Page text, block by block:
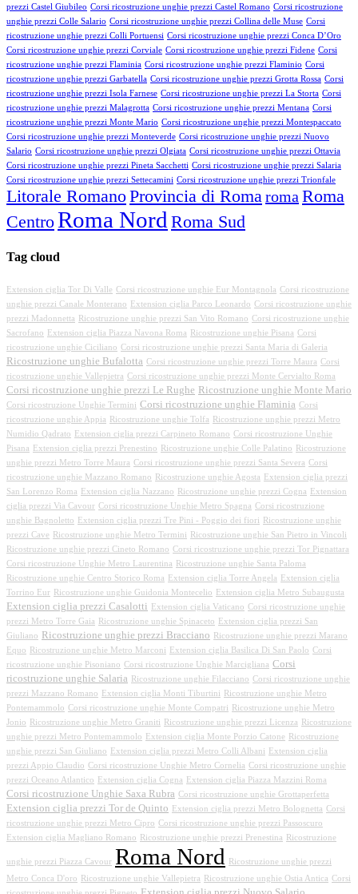
prezzi Castel Giubileo Corsi ricostruzione unghie prezzi Castel Romano Corsi ricostruzione
unghie prezzi Colle Salario Corsi ricostruzione unghie prezzi Collina delle Muse Corsi
ricostruzione unghie prezzi Colli Portuensi Corsi ricostruzione unghie prezzi Conca D’Oro
Corsi ricostruzione unghie prezzi Corviale Corsi ricostruzione unghie prezzi Fidene Corsi
ricostruzione unghie prezzi Flaminia Corsi ricostruzione unghie prezzi Flaminio Corsi
ricostruzione unghie prezzi Garbatella Corsi ricostruzione unghie prezzi Grotta Rossa Corsi
ricostruzione unghie prezzi Isola Farnese Corsi ricostruzione unghie prezzi La Storta Corsi
ricostruzione unghie prezzi Malagrotta Corsi ricostruzione unghie prezzi Mentana Corsi
ricostruzione unghie prezzi Monte Mario Corsi ricostruzione unghie prezzi Montespaccato
Corsi ricostruzione unghie prezzi Monteverde Corsi ricostruzione unghie prezzi Nuovo
Salario Corsi ricostruzione unghie prezzi Olgiata Corsi ricostruzione unghie prezzi Ottavia
Corsi ricostruzione unghie prezzi Pineta Sacchetti Corsi ricostruzione unghie prezzi Salaria
Corsi ricostruzione unghie prezzi Settecamini Corsi ricostruzione unghie prezzi Trionfale
Litorale RomanoProvincia di Roma roma Roma
CentroRoma Nord Roma Sud
Tag cloud
Extension ciglia Tor Di Valle Corsi ricostruzione unghie Eur Montagnola Corsi ricostruzione
unghie prezzi Canale Monterano
Extension ciglia Parco Leonardo Corsi ricostruzione unghie
prezzi Madonnetta
Ricostruzione unghie prezzi San Vito Romano Corsi ricostruzione unghie
Sacrofano
Extension ciglia Piazza Navona Roma Ricostruzione unghie Pisana Corsi
ricostruzione unghie Ciciliano Corsi ricostruzione unghie prezzi Santa Maria di Galeria
Ricostruzione unghie Bufalotta Corsi ricostruzione unghie prezzi Torre Maura Corsi
ricostruzione unghie Vallepietra Corsi ricostruzione unghie prezzi Monte Cervialto Roma
Corsi ricostruzione unghie prezzi Le Rughe Ricostruzione unghie Monte Mario
Corsi ricostruzione Unghie Termini Corsi ricostruzione unghie Flaminia Corsi
ricostruzione unghie Appia
Ricostruzione unghie Tolfa
Ricostruzione unghie prezzi Metro
Numidio Qadrato
Extension ciglia prezzi Carpineto Romano Corsi ricostruzione Unghie
Pisana
Extension ciglia prezzi Prenestino Ricostruzione unghie Colle Palatino
Ricostruzione
unghie prezzi Metro Torre Maura Corsi ricostruzione unghie prezzi Santa Severa Corsi
ricostruzione unghie Mazzano Romano
Ricostruzione unghie Agosta
Extension ciglia prezzi
San Lorenzo Roma
Extension ciglia Nazzano Ricostruzione unghie prezzi Cogna
Extension
ciglia prezzi Via Cavour Corsi ricostruzione Unghie Metro Spagna Corsi ricostruzione
unghie Bagnoletto
Extension ciglia prezzi Tre Pini - Poggio dei fiori
Ricostruzione unghie
prezzi Cave
Ricostruzione unghie Metro Termini
Ricostruzione unghie San Pietro in Vincoli
Ricostruzione unghie prezzi Cineto Romano Corsi ricostruzione unghie prezzi Tor Pignattara
Corsi ricostruzione Unghie Metro Laurentina
Ricostruzione unghie Santa Paloma
Ricostruzione unghie Centro Storico Roma
Extension ciglia Torre Angela
Extension ciglia
Torrino Eur
Ricostruzione unghie Guidonia Montecelio Extension ciglia Metro Subaugusta
Extension ciglia prezzi Casalotti Extension ciglia Vaticano Corsi ricostruzione unghie
prezzi Metro Torre Gaia
Ricostruzione unghie Spinaceto
Extension ciglia prezzi San
Giuliano
Ricostruzione unghie prezzi Bracciano
Ricostruzione unghie prezzi Marano
Equo
Ricostruzione unghie Metro Marconi Extension ciglia Basilica Di San Paolo Corsi
ricostruzione unghie Pisoniano Corsi ricostruzione Unghie Marcigliana Corsi
ricostruzione unghie Salaria
Ricostruzione unghie Filacciano Corsi ricostruzione unghie
prezzi Mazzano Romano
Extension ciglia Monti Tiburtini
Ricostruzione unghie Metro
Pontemammolo Corsi ricostruzione unghie Monte Compatri
Ricostruzione unghie Metro
Jonio
Ricostruzione unghie Metro Graniti Ricostruzione unghie prezzi Licenza
Ricostruzione
unghie prezzi Metro Pontemammolo
Extension ciglia Monte Porzio Catone
Ricostruzione
unghie prezzi San Giuliano
Extension ciglia prezzi Metro Colli Albani
Extension ciglia
prezzi Appio Claudio Corsi ricostruzione Unghie Metro Cornelia Corsi ricostruzione unghie
prezzi Oceano Atlantico
Extension ciglia Cogna Extension ciglia Piazza Mazzini Roma
Corsi ricostruzione Unghie Saxa Rubra Corsi ricostruzione unghie Grottaperfetta
Extension ciglia prezzi Tor de Quinto Extension ciglia prezzi Metro Bolognetta Corsi
ricostruzione unghie prezzi Metro Cipro Corsi ricostruzione unghie prezzi Passoscuro
Extension ciglia Magliano Romano
Ricostruzione unghie prezzi Prenestina Ricostruzione
unghie prezzi Piazza Cavour Roma Nord
Ricostruzione unghie prezzi
Metro Conca D'oro
Ricostruzione unghie Vallepietra Ricostruzione unghie Ostia Antica Corsi